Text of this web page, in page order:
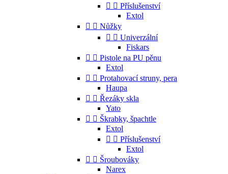
  Příslušenství
Extol
  Nůžky
  Univerzální
Fiskars
  Pistole na PU pěnu
Extol
  Protahovací struny, pera
Haupa
  Řezáky skla
Yato
  Škrabky, špachtle
Extol
  Příslušenství
Extol
  Šroubováky
Narex